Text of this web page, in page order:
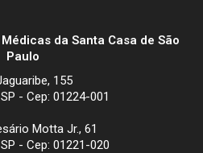
da Santa Casa de São
Paulo
155
- Cep: 01224-001
Motta Jr., 61
- Cep: 01221-020